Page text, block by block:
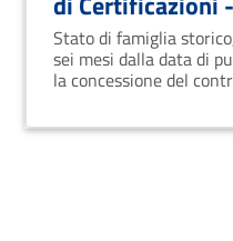
Stato di famiglia
sei mesi dalla data di
la concessione del